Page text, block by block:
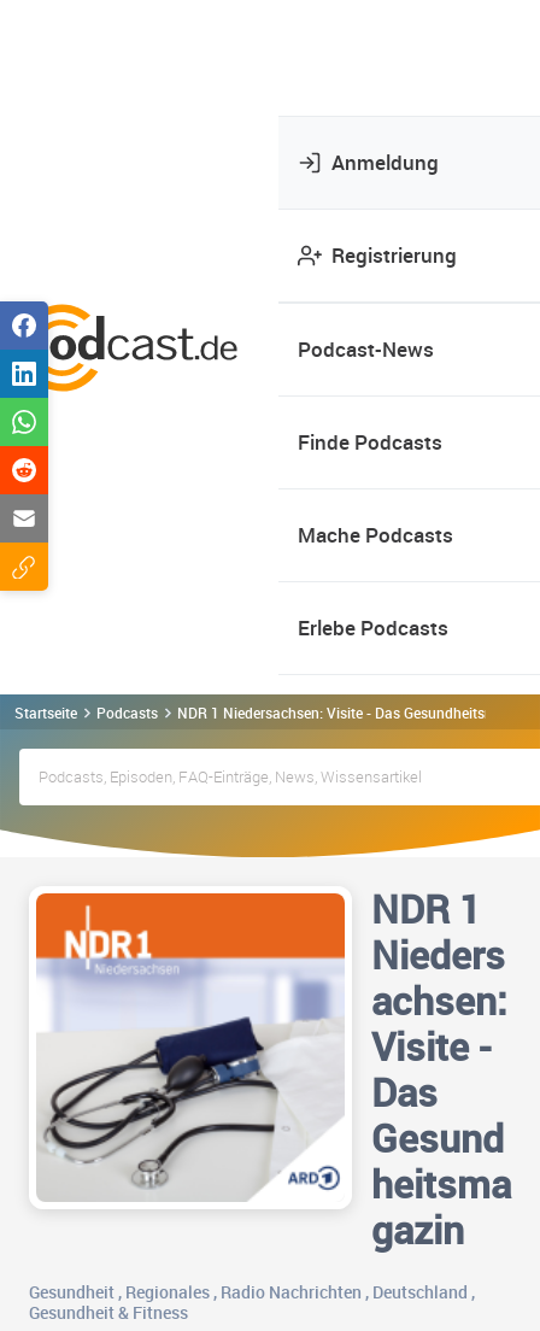
Anmeldung
Registrierung
Podcast-News
Finde Podcasts
Mache Podcasts
Erlebe Podcasts
Startseite Podcasts NDR 1 Niedersachsen: Visite - Das
NDR 1
Nieders
achsen:
Visite -
Das
Gesund
heitsma
gazin
Gesundheit , Regionales , Radio Nachrichten , Deutschland ,
Gesundheit & Fitness